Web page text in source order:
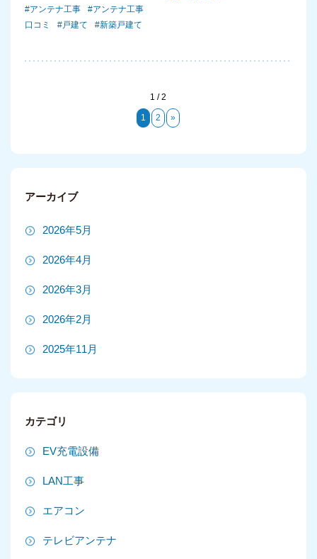
アンテナ工事
アンテナ工事
口コミ
戸建て 新築戸建て
1 / 2
1 2 »
アーカイブ
2026年5月
2026年4月
2026年3月
2026年2月
2025年11月
カテゴリ
EV充電設備
LAN工事
エアコン
テレビアンテナ